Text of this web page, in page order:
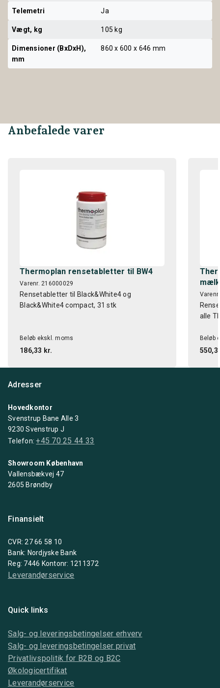
Telemetri Ja
Vægt, kg 105 kg
Dimensioner (BxDxH),
mm
860 x 600 x 646 mm
Anbefalede varer
Thermoplan rensetabletter til BW4
Varenr. 216000029
Rensetabletter til Black&White4 og
Black&White4 compact, 31 stk
Beløb ekskl. moms
186,33 kr.
alle
Beløb
Adresser
Hovedkontor
Svenstrup Bane Alle 3
9230 Svenstrup J
Telefon:+45 70 25 44 33
Showroom København
Vallensbækvej 47
2605 Brøndby
Finansielt
CVR: 27 66 58 10
Bank: Nordjyske Bank
Reg: 7446 Kontonr: 1211372
Leverandørservice
Quick links
Salg- og leveringsbetingelser erhverv
Salg- og leveringsbetingelser privat
Privatlivspolitik for B2B og B2C
Økologicertifikat
Leverandørservice